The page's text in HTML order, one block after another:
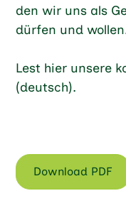
den wir uns als
dürfen und
Lest hier unsere
(deutsch).
Download PDF